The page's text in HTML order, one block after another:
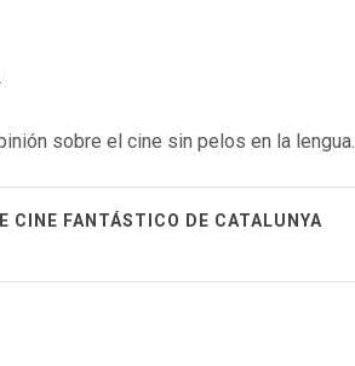
sobre el cine sin pelos en la lengua.
CINE FANTÁSTICO DE CATALUNYA